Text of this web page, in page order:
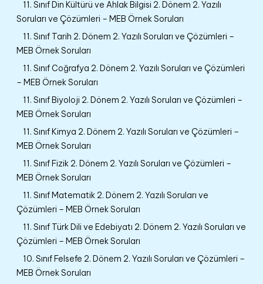
11. Sınıf Din Kültürü ve Ahlak Bilgisi 2. Dönem 2. Yazılı
Soruları ve Çözümleri – MEB Örnek Soruları
11. Sınıf Tarih 2. Dönem 2. Yazılı Soruları ve Çözümleri –
MEB Örnek Soruları
11. Sınıf Coğrafya 2. Dönem 2. Yazılı Soruları ve Çözümleri
– MEB Örnek Soruları
11. Sınıf Biyoloji 2. Dönem 2. Yazılı Soruları ve Çözümleri –
MEB Örnek Soruları
11. Sınıf Kimya 2. Dönem 2. Yazılı Soruları ve Çözümleri –
MEB Örnek Soruları
11. Sınıf Fizik 2. Dönem 2. Yazılı Soruları ve Çözümleri –
MEB Örnek Soruları
11. Sınıf Matematik 2. Dönem 2. Yazılı Soruları ve
Çözümleri – MEB Örnek Soruları
11. Sınıf Türk Dili ve Edebiyatı 2. Dönem 2. Yazılı Soruları ve
Çözümleri – MEB Örnek Soruları
10. Sınıf Felsefe 2. Dönem 2. Yazılı Soruları ve Çözümleri –
MEB Örnek Soruları